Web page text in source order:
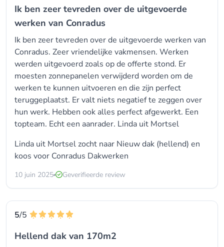
Ik ben zeer tevreden over de uitgevoerde
werken van Conradus
Ik ben zeer tevreden over de uitgevoerde werken van
Conradus. Zeer vriendelijke vakmensen. Werken
werden uitgevoerd zoals op de offerte stond. Er
moesten zonnepanelen verwijderd worden om de
werken te kunnen uitvoeren en die zijn perfect
teruggeplaatst. Er valt niets negatief te zeggen over
hun werk. Hebben ook alles perfect afgewerkt. Een
topteam. Echt een aanrader. Linda uit Mortsel
Linda uit Mortsel zocht naar Nieuw dak (hellend) en
koos voor Conradus Dakwerken
10 juin 2025 Geverifieerde review
5/5
Hellend dak van 170m2